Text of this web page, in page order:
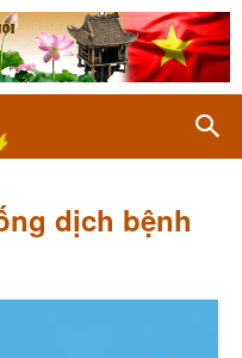
dịch bệnh